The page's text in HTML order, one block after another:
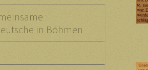
in Böhmen